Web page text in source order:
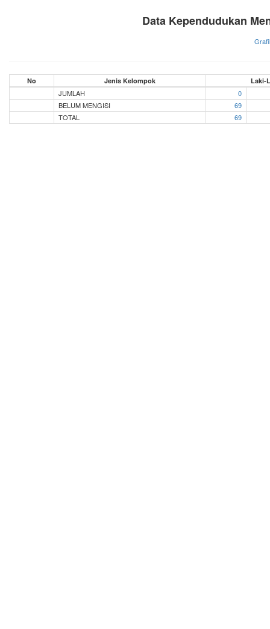
Data Kependudukan
No Jenis Kelompok Laki-
JUMLAH
0
BELUM MENGISI
69
TOTAL
69